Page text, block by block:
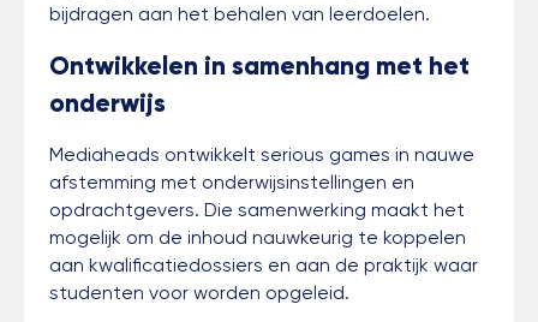
bijdragen aan het behalen van leerdoelen.
Ontwikkelen in samenhang met het
onderwijs
Mediaheads ontwikkelt serious games in nauwe
afstemming met onderwijsinstellingen en
opdrachtgevers. Die samenwerking maakt het
mogelijk om de inhoud nauwkeurig te koppelen
aan kwalificatiedossiers en aan de praktijk waar
studenten voor worden opgeleid.